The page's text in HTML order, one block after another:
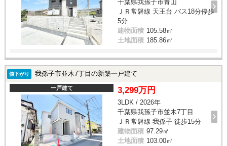
千葉県我孫子市青山
ＪＲ常磐線 天王台 バス18分停歩
5分
建物面積 105.58㎡
土地面積 185.86㎡
値下がり 我孫子市並木7丁目の新築一戸建て
一戸建て 3,299万円
3LDK / 2026年
千葉県我孫子市並木7丁目
ＪＲ常磐線 我孫子 徒歩15分
建物面積 97.29㎡
土地面積 103.00㎡